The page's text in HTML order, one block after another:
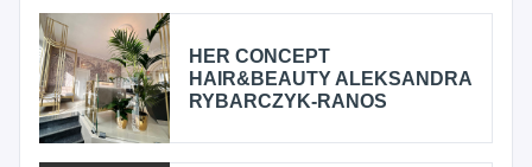
HER CONCEPT
HAIR&BEAUTY ALEKSANDRA
RYBARCZYK-RANOS